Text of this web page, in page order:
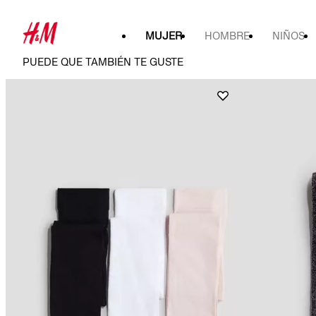
MUJER HOMBRE NIÑOS
PUEDE QUE TAMBIÉN TE GUSTE